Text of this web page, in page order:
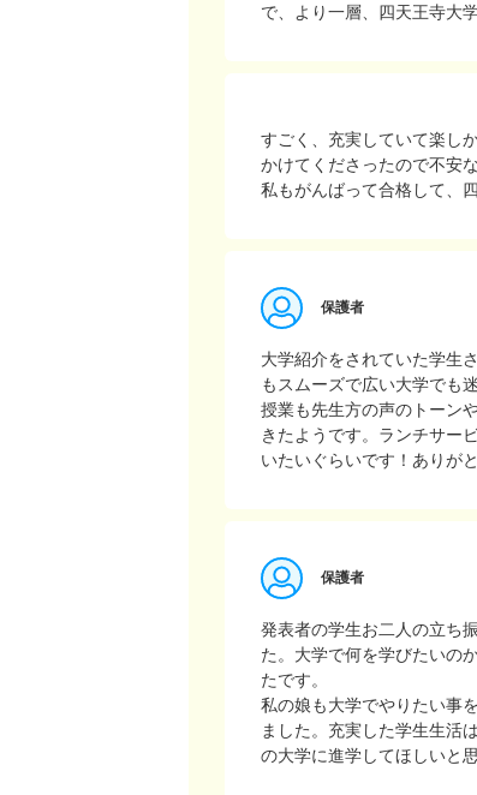
で、より一層、四天王寺大
すごく、充実していて楽し
かけてくださったので不安
私もがんばって合格して、
保護者
大学紹介をされていた学生
もスムーズで広い大学でも
授業も先生方の声のトーン
きたようです。ランチサー
いたいぐらいです！ありが
保護者
発表者の学生お二人の立ち
た。大学で何を学びたいの
たです。
私の娘も大学でやりたい事
ました。充実した学生生活
の大学に進学してほしいと